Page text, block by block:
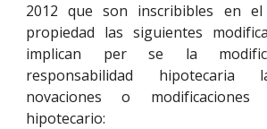
2012 que son inscribibles en
propiedad las siguientes
implican per se la
responsabilidad hipotecaria
novaciones o
hipotecario: